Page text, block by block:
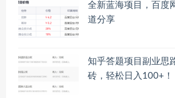
全新蓝海项目，百度
道分享
知乎答题项目副业思
砖，轻松日入100+！